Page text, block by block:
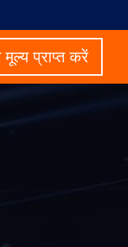
मूल्य प्राप्त करें